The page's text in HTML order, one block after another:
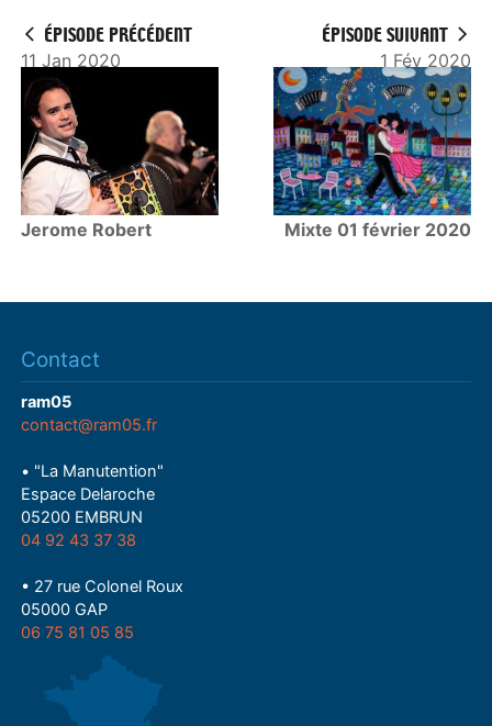
ÉPISODE PRÉCÉDENT
11 Jan 2020
Jerome Robert
ÉPISODE SUIVANT
1 Fév 2020
Mixte 01 février 2020
Contact
ram05
contact@ram05.fr
• "La Manutention"
Espace Delaroche
05200 EMBRUN
04 92 43 37 38
• 27 rue Colonel Roux
05000 GAP
06 75 81 05 85